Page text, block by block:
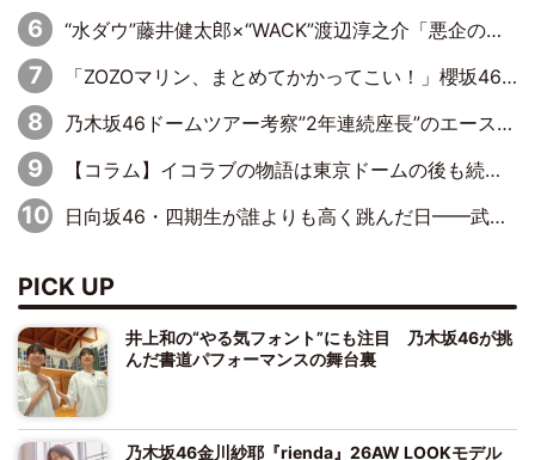
“水ダウ”藤井健太郎×“WACK”渡辺淳之介「悪企のすゝめ 大人を煙に巻く仕事術」刊行記念対談
「ZOZOマリン、まとめてかかってこい！」櫻坂46 山下瞳月の魂の叫び！5年目の勝利にBuddiesたちは態度で示せるか!?
乃木坂46ドームツアー考察”2年連続座長”のエース・井上和の涙から感じた「乃木坂46らしさ」とは？
【コラム】イコラブの物語は東京ドームの後も続くのか
日向坂46・四期生が誰よりも高く跳んだ日━━武道館3Daysで見せつけた実力と一体感、そしてハッピーオーラ！
PICK UP
井上和の“やる気フォント”にも注目 乃木坂46が挑
んだ書道パフォーマンスの舞台裏
乃木坂46金川紗耶『rienda』26AW LOOKモデル